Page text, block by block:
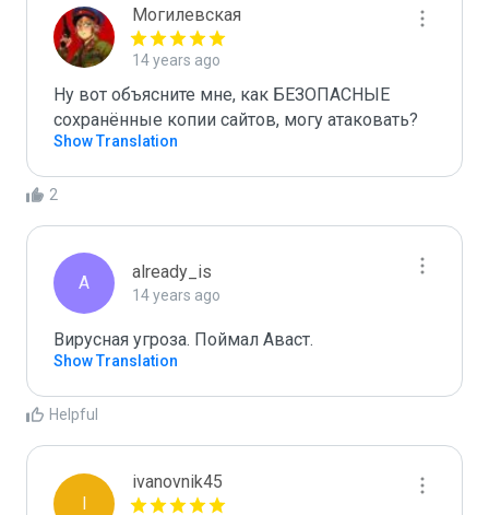
Могилевская
14 years ago
Ну вот объясните мне, как БЕЗОПАСНЫЕ
сохранённые копии сайтов, могу атаковать?
Show Translation
2
A
already_is
14 years ago
Вирусная угроза. Поймал Аваст.
Show Translation
Helpful
I
ivanovnik45